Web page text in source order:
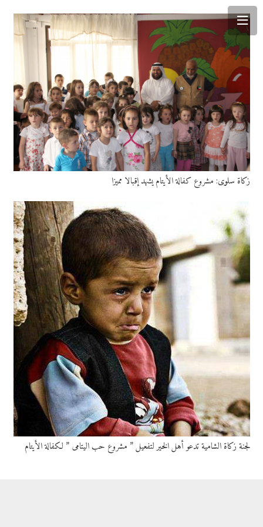
زكاة سلوى: مشروع كفالة الأيتام يشهد إقبالا مميزا
لجنة زكاة الشامية تدعو أهل الخير لتفعيل ” مشروع حب اليتامى ” لكفالة الأيتام